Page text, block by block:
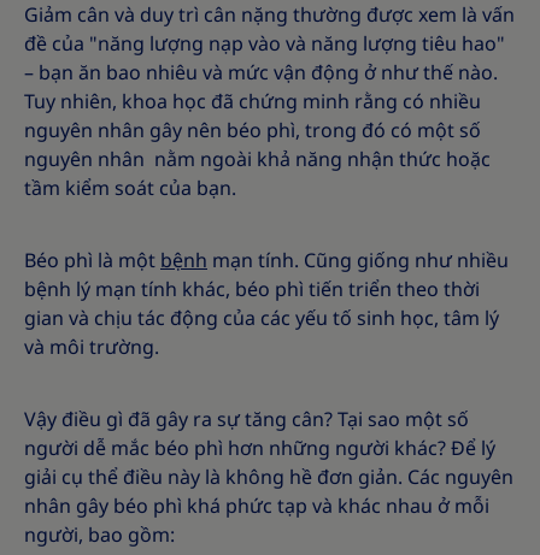
Giảm cân và duy trì cân nặng thường được xem là vấn
đề của "năng lượng nạp vào và năng lượng tiêu hao"
– bạn ăn bao nhiêu và mức vận động ở như thế nào.
Tuy nhiên, khoa học đã chứng minh rằng có nhiều
nguyên nhân gây nên béo phì, trong đó có một số
nguyên nhân nằm ngoài khả năng nhận thức hoặc
tầm kiểm soát của bạn.
Béo phì là một bệnh mạn tính. Cũng giống như nhiều
bệnh lý mạn tính khác, béo phì tiến triển theo thời
gian và chịu tác động của các yếu tố sinh học, tâm lý
và môi trường.
Vậy điều gì đã gây ra sự tăng cân? Tại sao một số
người dễ mắc béo phì hơn những người khác? Để lý
giải cụ thể điều này là không hề đơn giản. Các nguyên
nhân gây béo phì khá phức tạp và khác nhau ở mỗi
người, bao gồm: